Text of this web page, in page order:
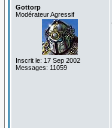
Gottorp
Modérateur Agressif
Inscrit le: 17 Sep 2002
Messages: 11059